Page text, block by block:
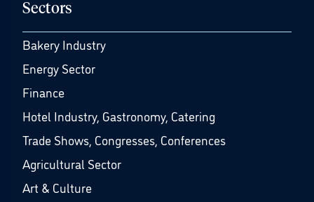
Sectors
Bakery Industry
Energy Sector
Finance
Hotel Industry, Gastronomy, Catering
Trade Shows, Congresses, Conferences
Agricultural Sector
Art & Culture